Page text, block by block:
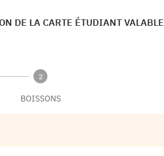
DE LA CARTE ÉTUDIANT VALABLE
2
BOISSONS